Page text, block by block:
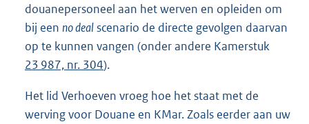
douanepersoneel aan het werven en opleiden om
bij een no dealscenario de directe gevolgen daarvan
op te kunnen vangen (onder andere Kamerstuk
23 987, nr. 304).
Het lid Verhoeven vroeg hoe het staat met de
werving voor Douane en KMar. Zoals eerder aan uw